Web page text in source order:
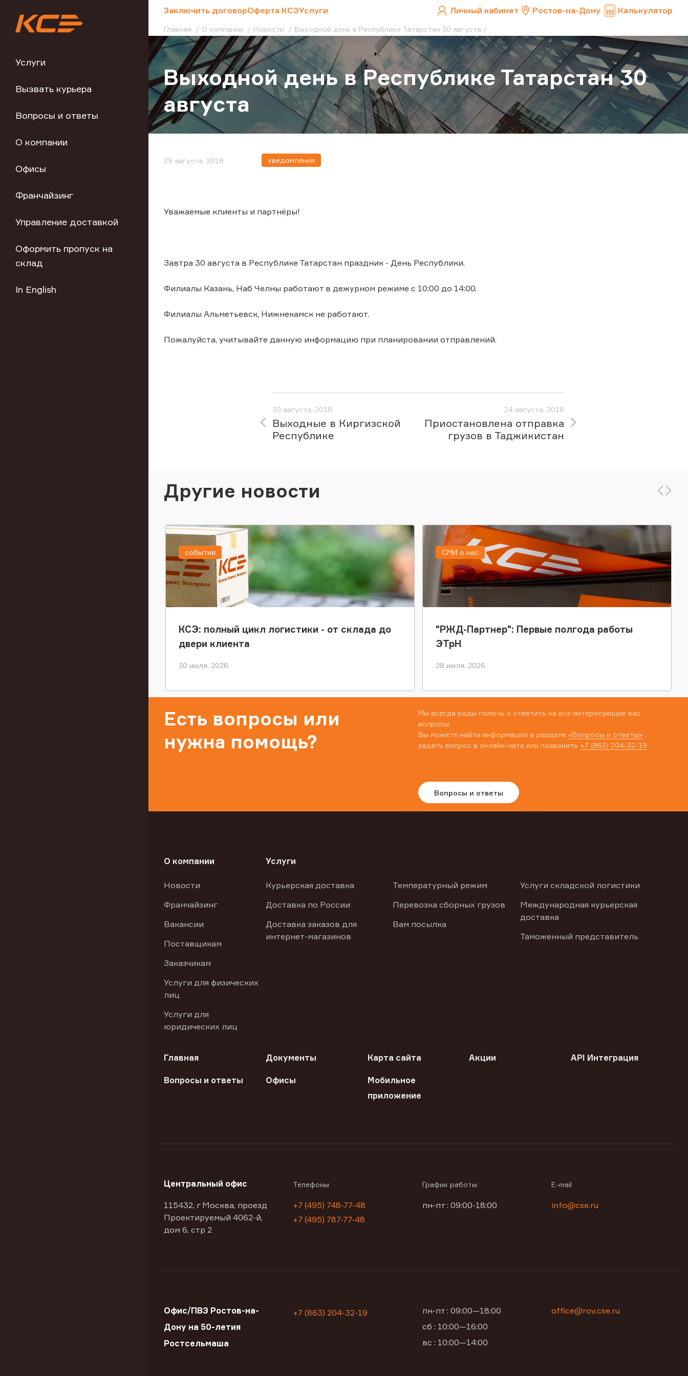
Услуги
Вызвать курьера
Вопросы и ответы
О компании
Офисы
Франчайзинг
Управление доставкой
Оформить пропуск на
склад
In English
Заключить договорОферта КСЭУслуги Личный кабинет Ростов-на-Дону Калькулятор
Главная О компании Новости Выходной день в Республике Татарстан 30 августа
Выходной день в Республике Татарстан 30
августа
29 августа, 2018 уведомления
Уважаемые клиенты и партнёры!
Завтра 30 августа в Республике Татарстан праздник - День Республики.
Филиалы Казань, Наб Челны работают в дежурном режиме с 10:00 до 14:00.
Филиалы Альметьевск, Нижнекамск не работают.
Пожалуйста, учитывайте данную информацию при планировании отправлений.
30 августа, 2018
Выходные в Киргизской
Республике
24 августа, 2018
Приостановлена отправка
грузов в Таджикистан
Другие новости
КСЭ: полный цикл логистики - от склада до
двери клиента
30 июля, 2026
события
"РЖД-Партнер": Первые полгода работы
ЭТрН
28 июля, 2026
СМИ о нас
Есть вопросы или
нужна помощь?
Мы всегда рады помочь и ответить на все интересующие вас
вопросы.
Вы можете найти информацию в разделе «Вопросы и ответы»
задать вопрос в онлайн-чате или позвонить +7 (863) 204-32-19
Вопросы и ответы
О компании
Новости
Франчайзинг
Вакансии
Поставщикам
Заказчикам
Услуги для физических
лиц
Услуги для
юридических лиц
Услуги
Курьерская доставка
Доставка по России
Доставка заказов для
интернет-магазинов
Температурный режим
Перевозка сборных грузов
Вам посылка
Услуги складской логистики
Международная курьерская
доставка
Таможенный представитель
Главная Документы Карта сайта Акции API Интеграция
Вопросы и ответы Офисы
Мобильное
приложение
Центральный офис
115432, г Москва, проезд
Проектируемый 4062-й,
дом 6, стр 2
Телефоны
+7 (495) 748-77-48
+7 (495) 787-77-48
График работы
пн-пт : 09:00-18:00
E-mail
info@cse.ru
Офис/ПВЗ Ростов-на-
Дону на 50-летия
Ростсельмаша
+7 (863) 204-32-19
пн-пт : 09:00—18:00
сб : 10:00—16:00
вс : 10:00—14:00
office@rov.cse.ru